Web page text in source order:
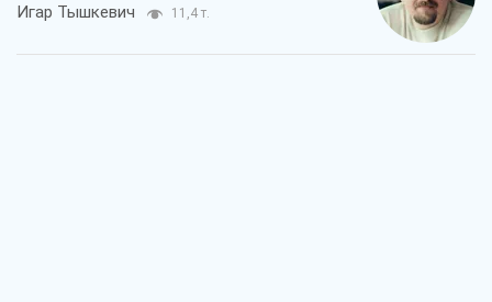
Игар Тышкевич 11,4 т.